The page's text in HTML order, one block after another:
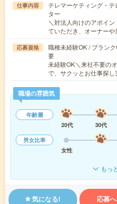
仕事内容
テレマーケティング・
ター
＼対法人向けのアポイ
ていただき、オーナー
応募資格
職種未経験OK / ブラン
要
未経験OK＼来社不要の
で、サクッとお仕事探
職場の雰囲気
年齢層
20代
30代
男女比率
女性
もっ
気になる! 応募